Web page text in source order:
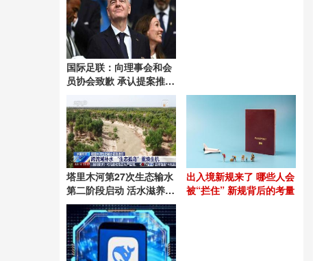
国际足联：向理事会和会
员协会致歉 承认提案推进
塔里木河第27次生态输水
第二阶段启动 活水滋养绿
洲
出入境新规来了 哪些人会
被“拦住” 新规背后的考量